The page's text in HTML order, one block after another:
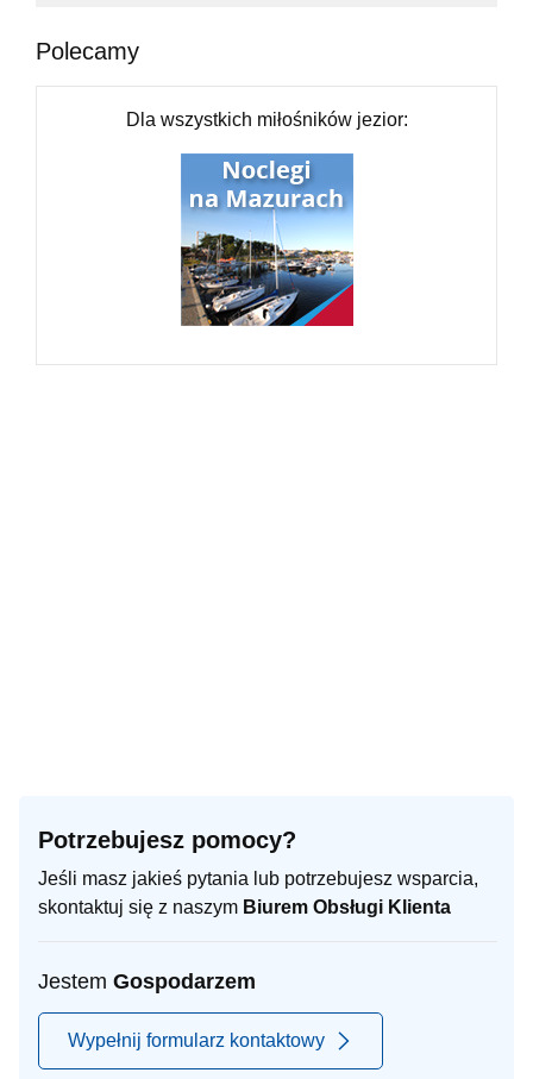
Polecamy
Dla wszystkich miłośników jezior:
Potrzebujesz pomocy?
Jeśli masz jakieś pytania lub potrzebujesz wsparcia,
skontaktuj się z naszym Biurem Obsługi Klienta
Jestem Gospodarzem
Wypełnij formularz kontaktowy